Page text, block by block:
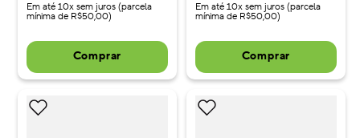
Em até 10x sem juros (parcela
mínima de R$50,00)
Comprar
Em até 10x sem juros (parcela
mínima de R$50,00)
Comprar